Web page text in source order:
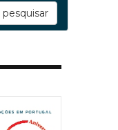
pesquisar